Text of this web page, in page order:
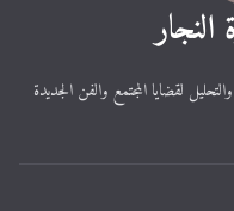
لقضايا المجتمع والفن الجديدة